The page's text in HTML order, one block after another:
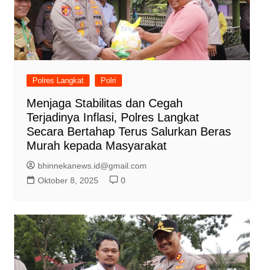
Polres Langkat Polri
Menjaga Stabilitas dan Cegah
Terjadinya Inflasi, Polres Langkat
Secara Bertahap Terus Salurkan Beras
Murah kepada Masyarakat
bhinnekanews.id@gmail.com
Oktober 8, 2025
0